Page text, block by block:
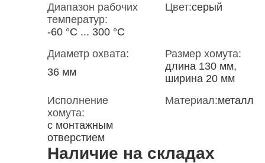
Диапазон рабочих
температур:
-60 °С ... 300 °С
Цвет:серый
Диаметр охвата:
36 мм
Размер хомута:
длина 130 мм,
ширина 20 мм
Исполнение
хомута:
с монтажным
отверстием
Материал:металл
Наличие на складах